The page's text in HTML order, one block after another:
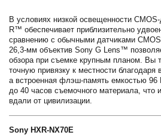
В условиях низкой освещенности
R™ обеспечивает приблизительно
сравнению с обычными датчиками
26,3-мм объектив Sony G Lens™
обзора при съемке крупным планом. Вы
точную привязку к местности благодаря
а встроенная флэш-память емкостью 96
до 40 часов съемочного материала, что
вдали от цивилизации.
Sony HXR-NX70E